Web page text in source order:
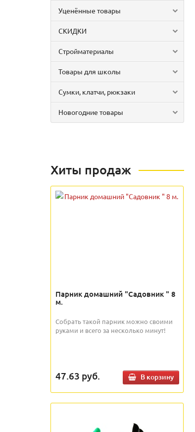
Уценённые товары
СКИДКИ
Стройматериалы
Товары для школы
Сумки, клатчи, рюкзаки
Новогодние товары
Хиты продаж
Парник домашний "Садовник " 8
м.
Собрать такой парник можно своими
руками и всего за несколько минут!
47.63 руб. В корзину